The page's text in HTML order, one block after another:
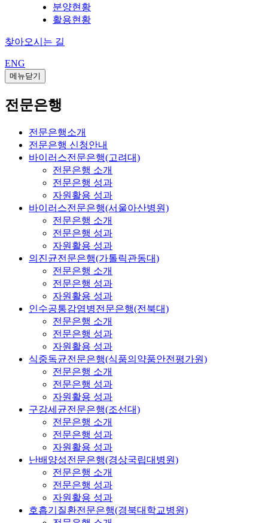
분양현황
활용현황
찾아오시는 길
ENG
메뉴닫기
전문은행
전문은행소개
전문은행 신청안내
바이러스전문은행(고려대)
전문은행 소개
전문은행 성과
자원활용 성과
바이러스전문은행(서울아산병원)
전문은행 소개
전문은행 성과
자원활용 성과
의진균전문은행(가톨릭관동대)
전문은행 소개
전문은행 성과
자원활용 성과
인수공통감염병전문은행(전북대)
전문은행 소개
전문은행 성과
자원활용 성과
식중독균전문은행(식품의약품안전평가원)
전문은행 소개
전문은행 성과
자원활용 성과
구강세균전문은행(조선대)
전문은행 소개
전문은행 성과
자원활용 성과
난배양성전문은행(경상국립대병원)
전문은행 소개
전문은행 성과
자원활용 성과
호흡기질환전문은행(경북대학교병원)